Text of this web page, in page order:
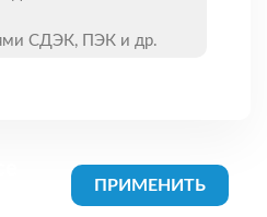
СДЭК, ПЭК и др.